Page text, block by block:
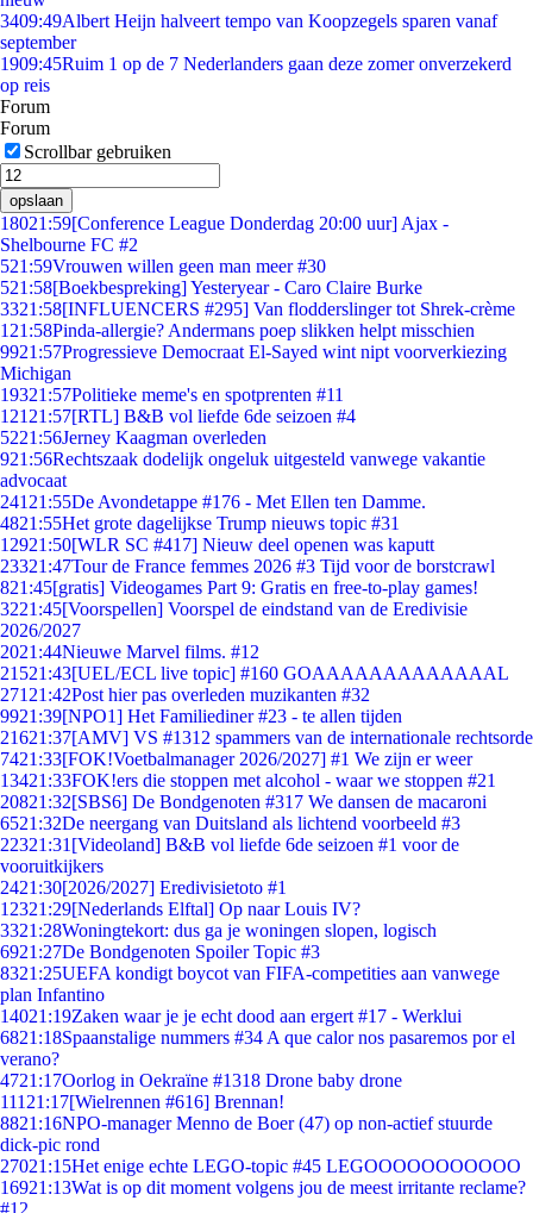
3409:49Albert Heijn halveert tempo van Koopzegels sparen vanaf
september
1909:45Ruim 1 op de 7 Nederlanders gaan deze zomer onverzekerd
op reis
Forum
Forum
Scrollbar gebruiken
opslaan
18021:59[Conference League Donderdag 20:00 uur] Ajax -
Shelbourne FC #2
521:59Vrouwen willen geen man meer #30
521:58[Boekbespreking] Yesteryear - Caro Claire Burke
3321:58[INFLUENCERS #295] Van flodderslinger tot Shrek-crème
1 21:58Pinda-allergie? Andermans poep slikken helpt misschien
9921:57Progressieve Democraat El-Sayed wint nipt voorverkiezing
Michigan
19321:57Politieke meme's en spotprenten #11
121 21:57[RTL] B&B vol liefde 6de seizoen #4
5221:56Jerney Kaagman overleden
921:56Rechtszaak dodelijk ongeluk uitgesteld vanwege vakantie
advocaat
241 21:55De Avondetappe #176 - Met Ellen ten Damme.
4821:55Het grote dagelijkse Trump nieuws topic #31
12921:50[WLR SC #417] Nieuw deel openen was kaputt
23321:47Tour de France femmes 2026 #3 Tijd voor de borstcrawl
821:45[gratis] Videogames Part 9: Gratis en free-to-play games!
3221:45[Voorspellen] Voorspel de eindstand van de Eredivisie
2026/2027
2021:44Nieuwe Marvel films. #12
21521:43[UEL/ECL live topic] #160 GOAAAAAAAAAAAAAL
271 21:42Post hier pas overleden muzikanten #32
9921:39[NPO1] Het Familiediner #23 - te allen tijden
21621:37[AMV] VS #1312 spammers van de internationale rechtsorde
7421:33[FOK!Voetbalmanager 2026/2027] #1 We zijn er weer
13421:33FOK!ers die stoppen met alcohol - waar we stoppen #21
20821:32[SBS6] De Bondgenoten #317 We dansen de macaroni
6521:32De neergang van Duitsland als lichtend voorbeeld #3
22321:31 [Videoland] B&B vol liefde 6de seizoen #1 voor de
vooruitkijkers
2421:30[2026/2027] Eredivisietoto #1
12321:29[Nederlands Elftal] Op naar Louis IV?
3321:28Woningtekort: dus ga je woningen slopen, logisch
6921:27De Bondgenoten Spoiler Topic #3
8321:25UEFA kondigt boycot van FIFA-competities aan vanwege
plan Infantino
14021:19Zaken waar je je echt dood aan ergert #17 - Werklui
6821:18Spaanstalige nummers #34 A que calor nos pasaremos por el
verano?
4721:17Oorlog in Oekraïne #1318 Drone baby drone
111 21:17[Wielrennen #616] Brennan!
8821:16NPO-manager Menno de Boer (47) op non-actief stuurde
dick-pic rond
27021:15Het enige echte LEGO-topic #45 LEGOOOOOOOOOOO
16921:13Wat is op dit moment volgens jou de meest irritante reclame?
#12